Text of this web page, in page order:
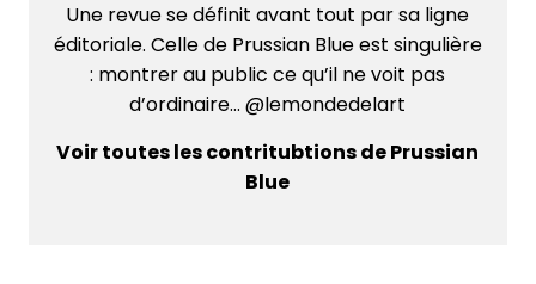
Une revue se définit avant tout par sa ligne
éditoriale. Celle de Prussian Blue est singulière
: montrer au public ce qu’il ne voit pas
d’ordinaire... @lemondedelart
Voir toutes les contritubtions de Prussian
Blue